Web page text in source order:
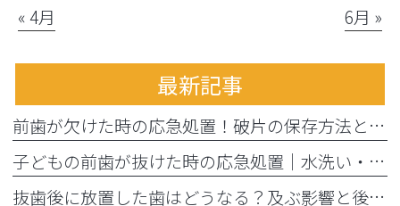
« 4月 6月 »
最新記事
前歯が欠けた時の応急処置！破片の保存方法と受診までの注意点
子どもの前歯が抜けた時の応急処置｜水洗い・牛乳保存と受診目安
抜歯後に放置した歯はどうなる？及ぶ影響と後から始める治療法